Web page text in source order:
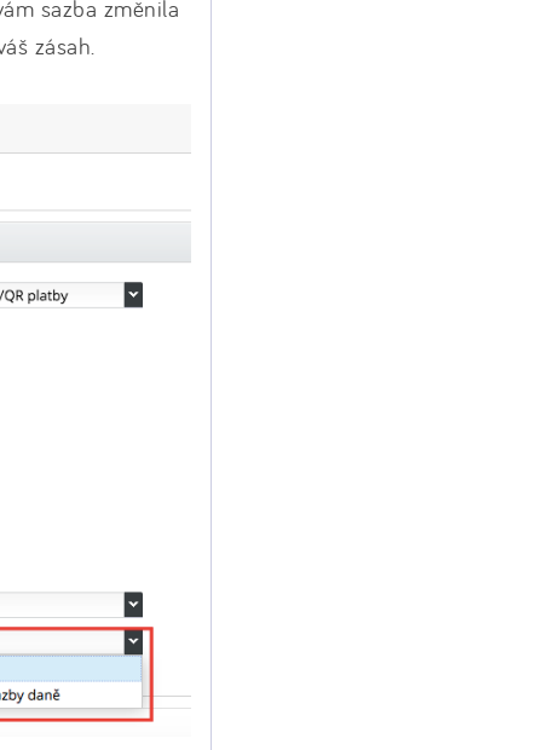
sazba změnila
zásah.